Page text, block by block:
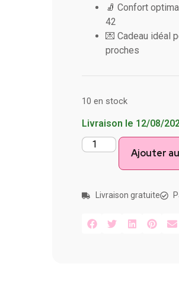
🧦 Confort
42
💌 Cadeau idéal
proches
10 en stock
Livraison le 12/08/
Ajouter
Livraison gratuite